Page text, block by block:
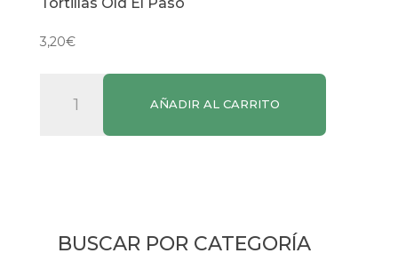
3,20€
AÑADIR AL CARRITO
BUSCAR POR CATEGORÍA